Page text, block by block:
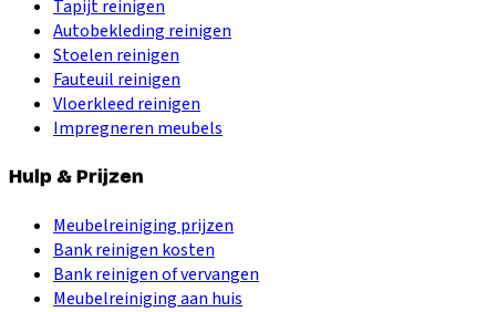
Tapijt reinigen
Autobekleding reinigen
Stoelen reinigen
Fauteuil reinigen
Vloerkleed reinigen
Impregneren meubels
Hulp & Prijzen
Meubelreiniging prijzen
Bank reinigen kosten
Bank reinigen of vervangen
Meubelreiniging aan huis